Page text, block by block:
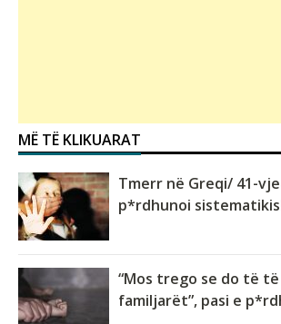
MË TË KLIKUARAT
Tmerr në Greqi/ 41-
p*rdhunoi
“Mos trego se do të
familjarët”, pasi e